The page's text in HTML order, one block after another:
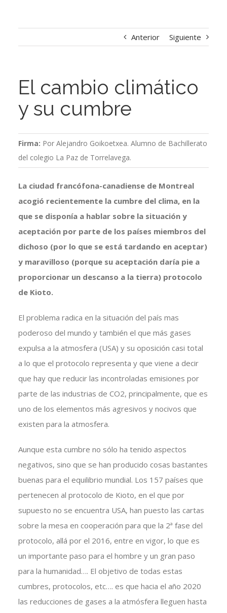
Anterior Siguiente
El cambio climático
y su cumbre
Firma: Por Alejandro Goikoetxea. Alumno de Bachillerato
del colegio La Paz de Torrelavega.
La ciudad francófona-canadiense de Montreal
acogió recientemente la cumbre del clima, en la
que se disponía a hablar sobre la situación y
aceptación por parte de los países miembros del
dichoso (por lo que se está tardando en aceptar)
y maravilloso (porque su aceptación daría pie a
proporcionar un descanso a la tierra) protocolo
de Kioto.
El problema radica en la situación del país mas
poderoso del mundo y también el que más gases
expulsa a la atmosfera (USA) y su oposición casi total
a lo que el protocolo representa y que viene a decir
que hay que reducir las incontroladas emisiones por
parte de las industrias de CO2, principalmente, que es
uno de los elementos más agresivos y nocivos que
existen para la atmosfera.
Aunque esta cumbre no sólo ha tenido aspectos
negativos, sino que se han producido cosas bastantes
buenas para el equilibrio mundial. Los 157 países que
pertenecen al protocolo de Kioto, en el que por
supuesto no se encuentra USA, han puesto las cartas
sobre la mesa en cooperación para que la 2ª fase del
protocolo, allá por el 2016, entre en vigor, lo que es
un importante paso para el hombre y un gran paso
para la humanidad…. El objetivo de todas estas
cumbres, protocolos, etc…. es que hacia el año 2020
las reducciones de gases a la atmósfera lleguen hasta